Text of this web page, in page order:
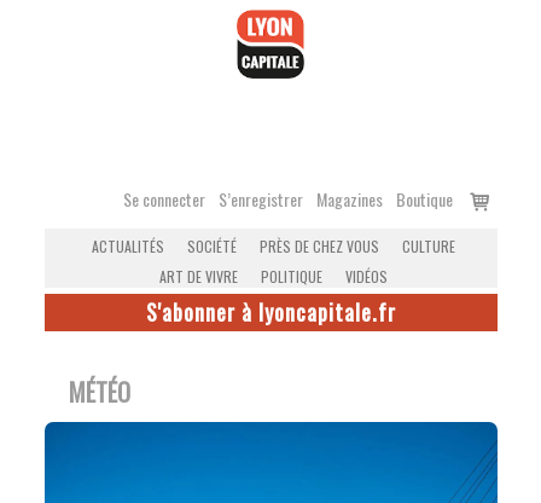
Se connecter S’enregistrer Magazines Boutique
Voir
ACTUALITÉS SOCIÉTÉ PRÈS DE CHEZ VOUS
CULTURE
ART DE VIVRE
POLITIQUE VIDÉOS
S'abonner à lyoncapitale.fr
MÉTÉO